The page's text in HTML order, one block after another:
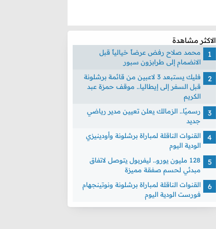
الاكثر مشاهدة
محمد صلاح رفض عرضاً خيالياً قبل
الانضمام إلى طرابزون سبور
فليك يستبعد 3 لاعبين من قائمة برشلونة
قبل السفر إلى إيطاليا.. موقف حمزة عبد
الكريم
رسميًا.. الزمالك يعلن تعيين مدير رياضي
جديد
القنوات الناقلة لمباراة برشلونة وأودينيزي
الودية اليوم
128 مليون يورو.. ليفربول يتوصل لاتفاق
مبدئي لحسم صفقة مميزة
القنوات الناقلة لمباراة برشلونة ونوتينجهام
فورست الودية اليوم